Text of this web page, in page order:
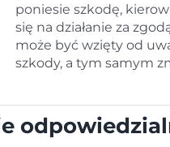
poniesie szkodę,
się na działanie za
może być wzięty od
szkody, a tym samym